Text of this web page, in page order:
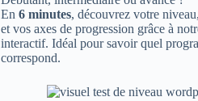
En6 minutes, découvrez votre
et vos axes de progression grâce à
interactif. Idéal pour savoir quel
correspond.